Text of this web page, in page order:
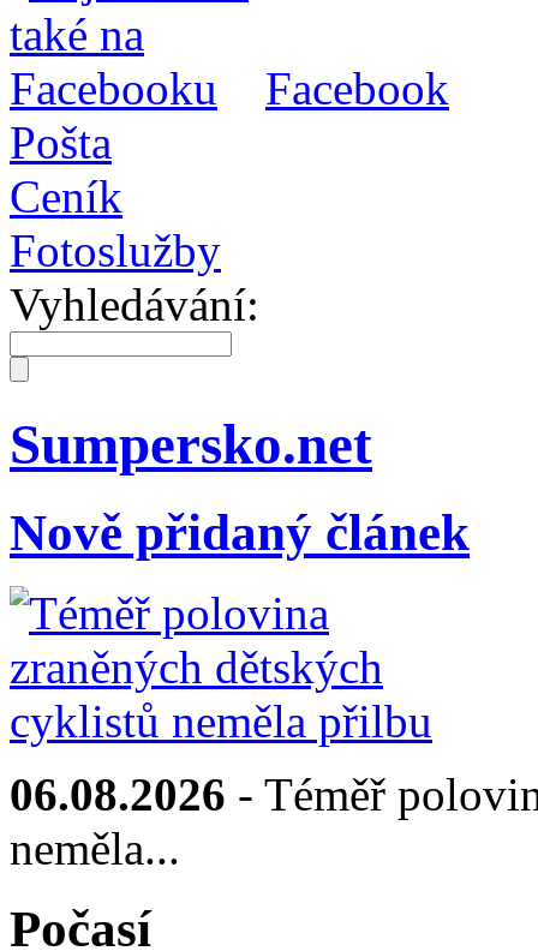
Facebook
Pošta
Ceník
Fotoslužby
Vyhledávání:
Sumpersko.net
Nově přidaný článek
06.08.2026 - Téměř
neměla...
Počasí